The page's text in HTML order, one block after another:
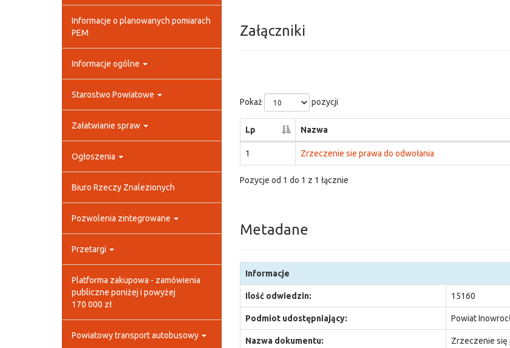
Informacje o planowanych pomiarach
PEM
Informacje ogólne
Starostwo Powiatowe
Załatwianie spraw
Ogłoszenia
Biuro Rzeczy Znalezionych
Pozwolenia zintegrowane
Przetargi
Platforma zakupowa - zamówienia
publiczne poniżej i powyżej
170 000 zł
Powiatowy transport autobusowy
Załączniki
Pokaż pozycji
Lp Nazwa
1 Zrzeczenie sie prawa do odwołania
Pozycje od 1 do 1 z 1 łącznie
Metadane
Informacje
Ilość odwiedzin: 15160
Podmiot udostępniający: Powiat
Nazwa dokumentu: Zrzeczenie się